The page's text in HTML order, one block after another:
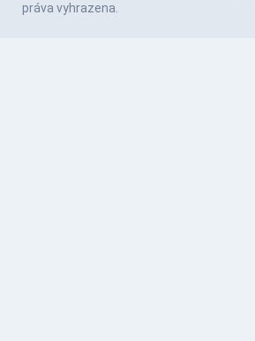
práva vyhrazena.